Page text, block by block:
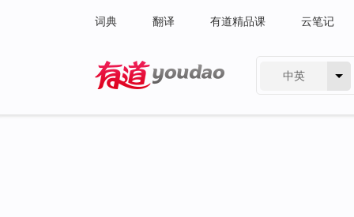
词典 翻译 有道精品课 云笔记
中英